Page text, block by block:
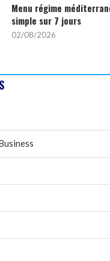
Menu régime
simple sur 7 jours
02/08/2026